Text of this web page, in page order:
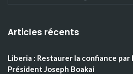
Articles récents
Liberia : Restaurer la confiance
Président Joseph Boakai